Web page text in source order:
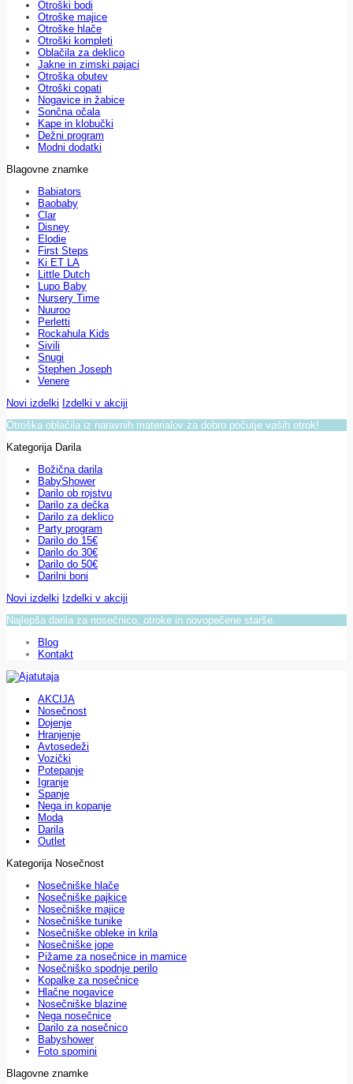
Otroški bodi
Otroške majice
Otroške hlače
Otroški kompleti
Oblačila za deklico
Jakne in zimski pajaci
Otroška obutev
Otroški copati
Nogavice in žabice
Sončna očala
Kape in klobučki
Dežni program
Modni dodatki
Blagovne znamke
Babiators
Baobaby
Clar
Disney
Elodie
First Steps
Ki ET LA
Little Dutch
Lupo Baby
Nursery Time
Nuuroo
Perletti
Rockahula Kids
Sivili
Snugi
Stephen Joseph
Venere
Novi izdelki Izdelki v akciji
Otroška oblačila iz naravnih materialov za dobro počutje vaših otrok!
Kategorija Darila
Božična darila
BabyShower
Darilo ob rojstvu
Darilo za dečka
Darilo za deklico
Party program
Darilo do 15€
Darilo do 30€
Darilo do 50€
Darilni boni
Novi izdelki Izdelki v akciji
Najlepša darila za nosečnico, otroke in novopečene starše.
Blog
Kontakt
AKCIJA
Nosečnost
Dojenje
Hranjenje
Avtosedeži
Vozički
Potepanje
Igranje
Spanje
Nega in kopanje
Moda
Darila
Outlet
Kategorija Nosečnost
Nosečniške hlače
Nosečniške pajkice
Nosečniške majice
Nosečniške tunike
Nosečniške obleke in krila
Nosečniške jope
Pižame za nosečnice in mamice
Nosečniško spodnje perilo
Kopalke za nosečnice
Hlačne nogavice
Nosečniške blazine
Nega nosečnice
Darilo za nosečnico
Babyshower
Foto spomini
Blagovne znamke